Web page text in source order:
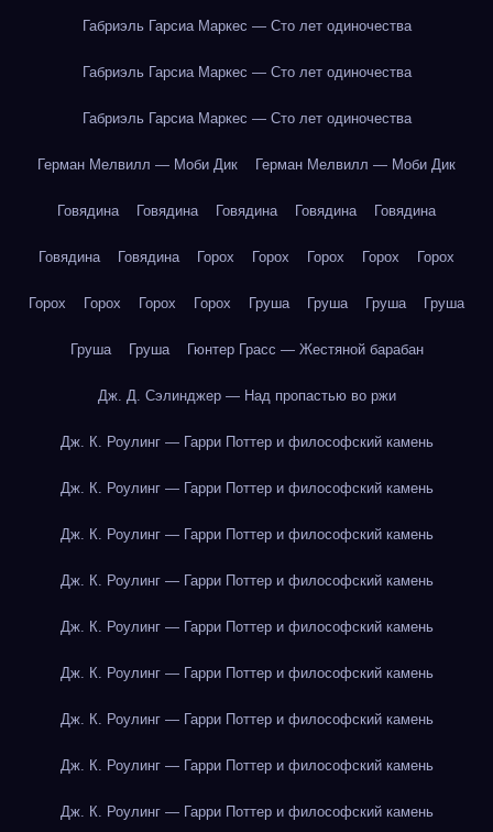
Габриэль Гарсиа Маркес — Сто лет одиночества
Габриэль Гарсиа Маркес — Сто лет одиночества
Габриэль Гарсиа Маркес — Сто лет одиночества
Герман Мелвилл — Моби Дик Герман Мелвилл — Моби Дик
Говядина Говядина Говядина Говядина Говядина
Говядина Говядина Горох Горох Горох Горох Горох
Горох Горох Горох Горох Груша Груша Груша Груша
Груша Груша Гюнтер Грасс — Жестяной барабан
Дж. Д. Сэлинджер — Над пропастью во ржи
Дж. К. Роулинг — Гарри Поттер и философский камень
Дж. К. Роулинг — Гарри Поттер и философский камень
Дж. К. Роулинг — Гарри Поттер и философский камень
Дж. К. Роулинг — Гарри Поттер и философский камень
Дж. К. Роулинг — Гарри Поттер и философский камень
Дж. К. Роулинг — Гарри Поттер и философский камень
Дж. К. Роулинг — Гарри Поттер и философский камень
Дж. К. Роулинг — Гарри Поттер и философский камень
Дж. К. Роулинг — Гарри Поттер и философский камень